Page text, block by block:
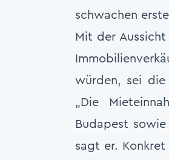
schwachen
Mit der
würden, sei die
„Die
Budapest
sagt er.